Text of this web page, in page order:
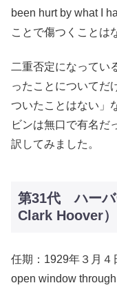
been hurt by what I
ことで傷つくことは
二重否定になってい
ったことについてだ
ついたことはない」
ビンは無口で有名だ
訳してみました。
第31代 ハーバ
Clark Hoover）
任期：1929年３月４
open window